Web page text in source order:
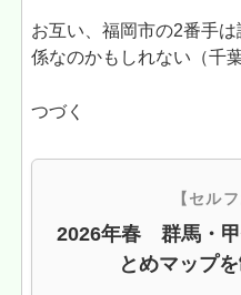
お互い、福岡市の2番手
係なのかもしれない（千
つづく
【セル
2026年春 群馬・甲
とめマップ